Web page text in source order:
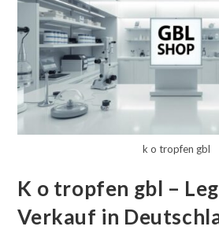
k o tropfen gbl
K o tropfen gbl –
Verkauf in